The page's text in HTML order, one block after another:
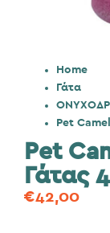
Home
Γάτα
Pet
Pet
Γάτας
€42,00